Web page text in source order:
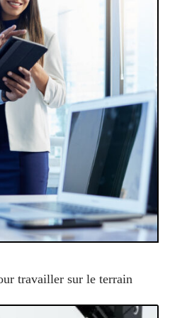
travailler sur le terrain